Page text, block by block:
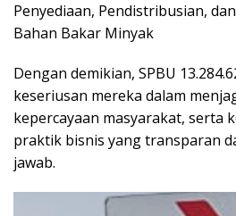
Penyediaan, Pendistribusian,
Bahan Bakar Minyak
Dengan demikian, SPBU
keseriusan mereka dalam
kepercayaan masyarakat, serta
praktik bisnis yang transparan
jawab.